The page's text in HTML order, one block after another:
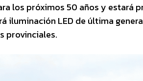
los próximos 50 años y estará
iluminación LED de última
provinciales.